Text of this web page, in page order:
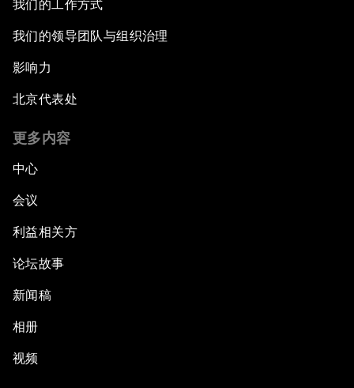
我们的工作方式
我们的领导团队与组织治理
影响力
北京代表处
更多内容
中心
会议
利益相关方
论坛故事
新闻稿
相册
视频